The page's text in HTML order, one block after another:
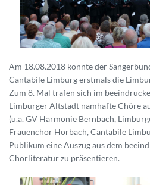
Am 18.08.2018 konnte der
Cantabile Limburg erstmals die
Zum 8. Mal trafen sich im
Limburger Altstadt namhafte Chöre
(u.a. GV Harmonie Bernbach,
Frauenchor Horbach, Cantabile
Publikum eine Auszug aus dem
Chorliteratur zu präsentieren.